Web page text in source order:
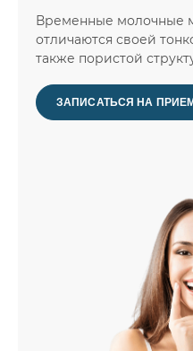
Временные молочные
отличаются своей
также пористой
ЗАПИСАТЬСЯ НА ПРИЕМ